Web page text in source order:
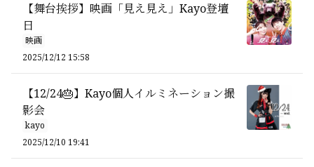
【舞台挨拶】映画「見え見え」Kayo登壇
日
映画
2025/12/12 15:58
【12/24🎂】Kayo個人イルミネーション撮
影会
kayo
2025/12/10 19:41